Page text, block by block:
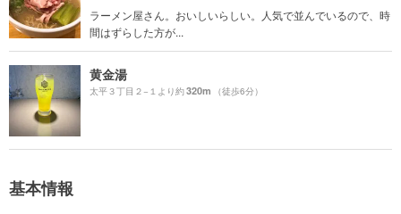
ラーメン屋さん。おいしいらしい。人気で並んでいるので、時
間はずらした方が...
黄金湯
太平３丁目２−１より約320m （徒歩6分）
基本情報